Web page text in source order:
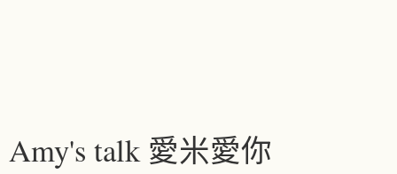
Amy's talk 愛米愛你